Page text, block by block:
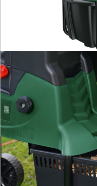
URZĄDZENIA
ROZRUCHOWE
PROSTOWNIKI
I
OSPRZĘT
AGREGATY
PRĄDOWE
ODZIEŻ
ROBOCZA
I
BHP